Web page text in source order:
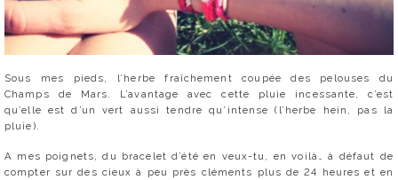
Sous mes pieds, l’herbe fraîchement coupée des pelouses du
Champs de Mars. L’avantage avec cette pluie incessante, c’est
qu’elle est d’un vert aussi tendre qu’intense (l’herbe hein, pas la
pluie).
A mes poignets, du bracelet d’été en veux-tu, en voilà… à défaut de
compter sur des cieux à peu près cléments plus de 24 heures et en